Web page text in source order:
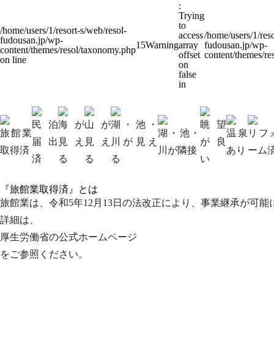
/home/users/1/resort-s/web/resol-
fudousan.jp/wp-
content/themes/resol/taxonomy.php
on line
15Warning
:
Trying
to
access
array
offset
on
false
in
/home/users/1/
fudousan.jp/wp-
content/themes/
旅館業
取得済
民泊
届出
済
海が
見え
る
山が
見え
る
湖・池・
川が見え
る
湖・池・
川が隣接
眺望
が良
い
温泉
あり
リフ
ーム
『旅館業取得済』
とは
旅館業は、令和5年12月13日の法改正により、事業継承が可能
詳細は、
厚生労働省の公式ホームページ
をご参照ください。